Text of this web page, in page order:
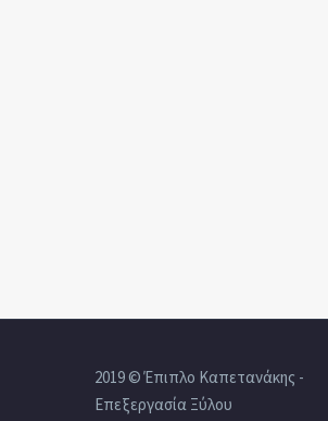
2019 © Έπιπλο Καπετανάκης -
Επεξεργασία Ξύλου